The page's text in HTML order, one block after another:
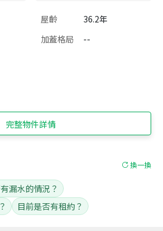
屋齡
36.2年
加蓋格局
--
完整物件詳情
換一換
漏水的情況？
目前是否有租約？